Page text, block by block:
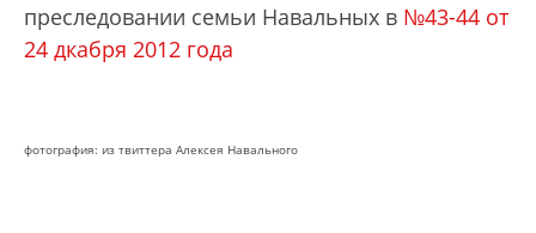
преследовании семьи Навальных в №43-44 от
24 дкабря 2012 года
фотография: из твиттера Алексея Навального